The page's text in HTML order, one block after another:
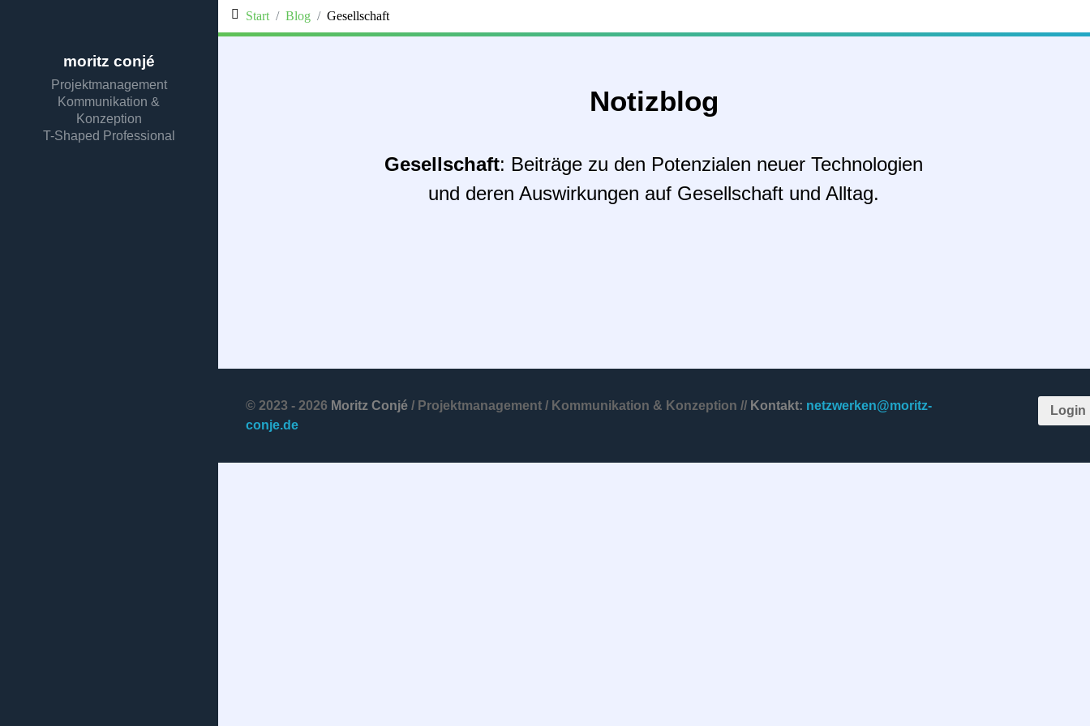
moritz conjé
Projektmanagement
Kommunikation &
Konzeption
T-Shaped Professional
Start Blog Gesellschaft
Notizblog
Gesellschaft: Beiträge zu den Potenzialen neuer Technologien
und deren Auswirkungen auf Gesellschaft und Alltag.
© 2023 - 2026 Moritz Conjé/ Projektmanagement / Kommunikation & Konzeption // Kontakt: netzwerken@moritz-
conje.de
Login